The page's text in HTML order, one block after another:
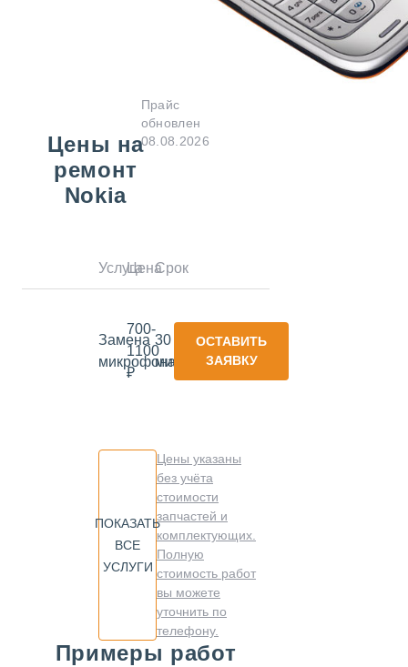
Цены на
ремонт
Nokia
Прайс
обновлен
08.08.2026
УслугаЦенаСрок
Замена
микрофона
700-
1100
₽
30
минут
ОСТАВИТЬ
ЗАЯВКУ
ПОКАЗАТЬ
ВСЕ
УСЛУГИ
Цены указаны
без учёта
стоимости
запчастей и
комплектующих.
Полную
стоимость работ
вы можете
уточнить по
телефону.
Примеры работ